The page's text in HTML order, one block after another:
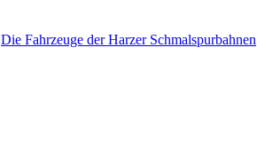
Die Fahrzeuge der Harzer Schmalspurbahnen